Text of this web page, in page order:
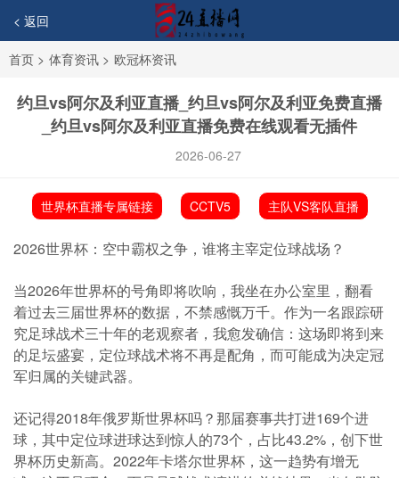
< 返回
首页 > 体育资讯 > 欧冠杯资讯
约旦vs阿尔及利亚直播_约旦vs阿尔及利亚免费直播
_约旦vs阿尔及利亚直播免费在线观看无插件
2026-06-27
世界杯直播专属链接 CCTV5 主队VS客队直播
2026世界杯：空中霸权之争，谁将主宰定位球战场？
当2026年世界杯的号角即将吹响，我坐在办公室里，翻看
着过去三届世界杯的数据，不禁感慨万千。作为一名跟踪研
究足球战术三十年的老观察者，我愈发确信：这场即将到来
的足坛盛宴，定位球战术将不再是配角，而可能成为决定冠
军归属的关键武器。
还记得2018年俄罗斯世界杯吗？那届赛事共打进169个进
球，其中定位球进球达到惊人的73个，占比43.2%，创下世
界杯历史新高。2022年卡塔尔世界杯，这一趋势有增无